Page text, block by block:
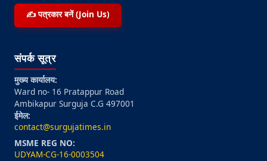
✍️ पत्रकार बनें (Join Us)
संपर्क सूत्र
मुख्य कार्यालय:
Ward no- 16 Pratappur Road
Ambikapur Surguja C.G 497001
ईमेल:
contact@surgujatimes.in
MSME REG NO:
UDYAM-CG-16-0003504